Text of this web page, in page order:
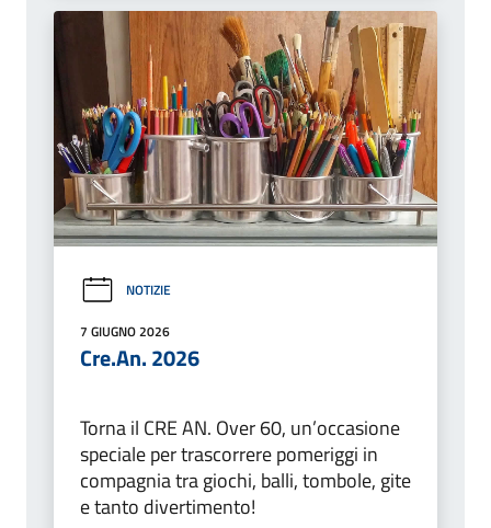
NOTIZIE
7 GIUGNO 2026
Cre.An. 2026
Torna il CRE AN. Over 60, un’occasione
speciale per trascorrere pomeriggi in
compagnia tra giochi, balli, tombole, gite
e tanto divertimento!